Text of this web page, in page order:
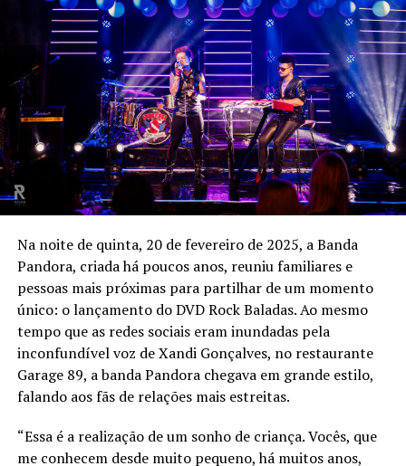
Na noite de quinta, 20 de fevereiro de 2025, a Banda
Pandora, criada há poucos anos, reuniu familiares e
pessoas mais próximas para partilhar de um momento
único: o lançamento do DVD Rock Baladas. Ao mesmo
tempo que as redes sociais eram inundadas pela
inconfundível voz de Xandi Gonçalves, no restaurante
Garage 89, a banda Pandora chegava em grande estilo,
falando aos fãs de relações mais estreitas.
“Essa é a realização de um sonho de criança. Vocês, que
me conhecem desde muito pequeno, há muitos anos,